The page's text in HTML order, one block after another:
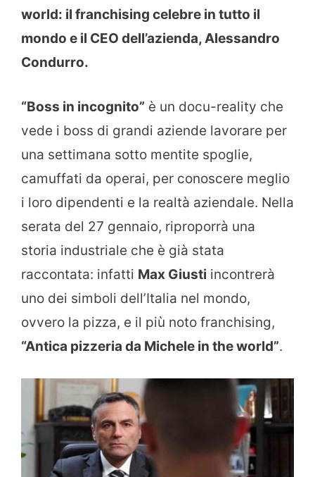
world: il franchising celebre in tutto il
mondo e il CEO dell’azienda, Alessandro
Condurro.
“Boss in incognito” è un docu-reality che
vede i boss di grandi aziende lavorare per
una settimana sotto mentite spoglie,
camuffati da operai, per conoscere meglio
i loro dipendenti e la realtà aziendale. Nella
serata del 27 gennaio, riproporrà una
storia industriale che è già stata
raccontata: infatti Max Giusti incontrerà
uno dei simboli dell’Italia nel mondo,
ovvero la pizza, e il più noto franchising,
“Antica pizzeria da Michele in the world”.